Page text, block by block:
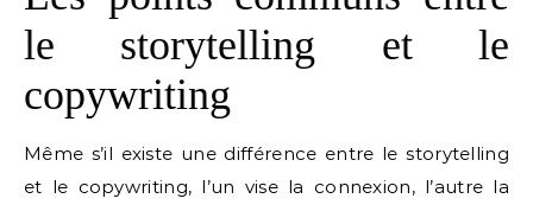
le storytelling et le
copywriting
Même s’il existe une différence entre le storytelling
et le copywriting, l’un vise la connexion, l’autre la